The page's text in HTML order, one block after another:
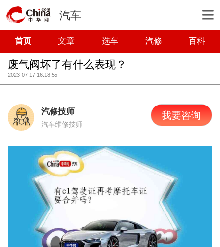
汽车
首页 文章 选车 汽修 百科
废气阀坏了有什么表现？
2023-07-17 16:18:55
汽修技师
汽车维修技师
我要咨询